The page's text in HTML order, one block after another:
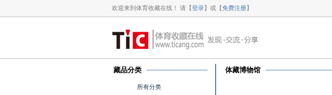
欢迎来到体育收藏在线！ 请【登录】或【免费注册】
藏品分类
所有分类
体藏博物馆